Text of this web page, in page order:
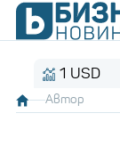
1 USD
Автор